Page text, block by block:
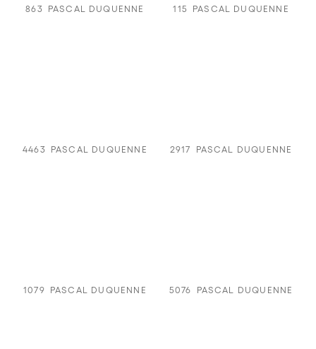
863 PASCAL DUQUENNE 115 PASCAL DUQUENNE
4463 PASCAL DUQUENNE 2917 PASCAL DUQUENNE
1079 PASCAL DUQUENNE 5076 PASCAL DUQUENNE